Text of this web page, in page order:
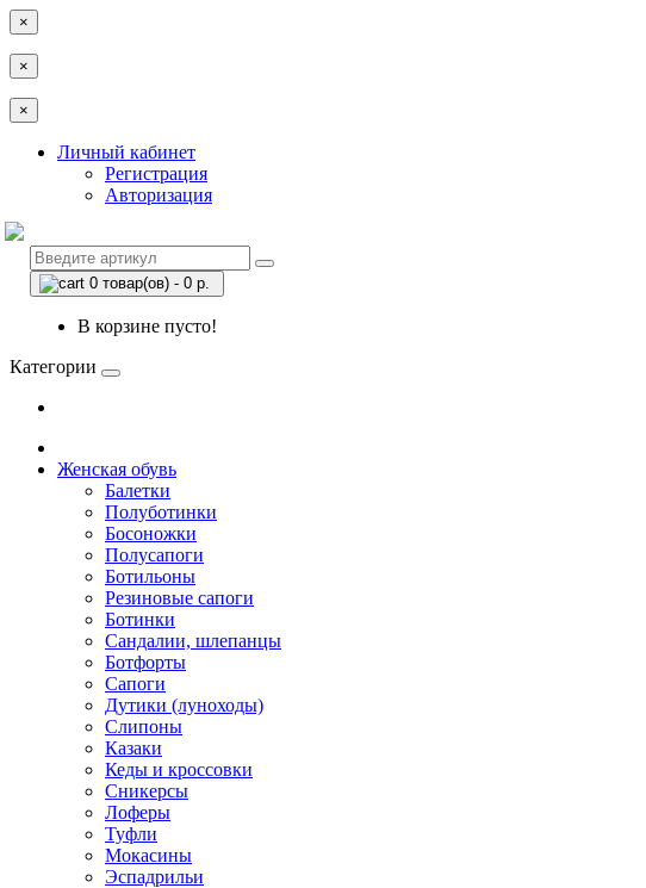
×
×
×
Личный кабинет
Регистрация
Авторизация
0 товар(ов) - 0 р.
В корзине пусто!
Категории
Женская обувь
Балетки
Полуботинки
Босоножки
Полусапоги
Ботильоны
Резиновые сапоги
Ботинки
Сандалии, шлепанцы
Ботфорты
Сапоги
Дутики (луноходы)
Слипоны
Казаки
Кеды и кроссовки
Сникерсы
Лоферы
Туфли
Мокасины
Эспадрильи